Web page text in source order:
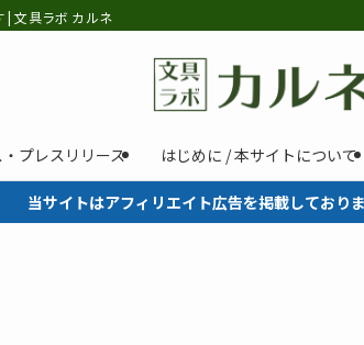
| 文具ラボ カルネ
プレスリリース はじめに / 本サイトについて
当サイトはアフィリエイト広告を掲載しており